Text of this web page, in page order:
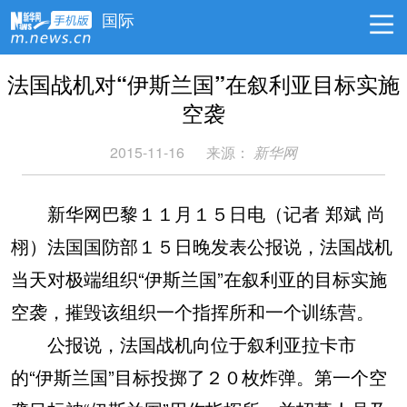
国际
法国战机对“伊斯兰国”在叙利亚目标实施
空袭
2015-11-16 来源： 新华网
新华网巴黎１１月１５日电（记者 郑斌 尚
栩）法国国防部１５日晚发表公报说，法国战机
当天对极端组织“伊斯兰国”在叙利亚的目标实施
空袭，摧毁该组织一个指挥所和一个训练营。
公报说，法国战机向位于叙利亚拉卡市
的“伊斯兰国”目标投掷了２０枚炸弹。第一个空